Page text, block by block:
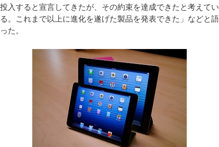
投入すると宣言してきたが、その約束を達成できたと考えてい
る。これまで以上に進化を遂げた製品を発表できた」などと語
った。